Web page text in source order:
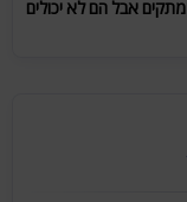
אבל הם לא יכולים